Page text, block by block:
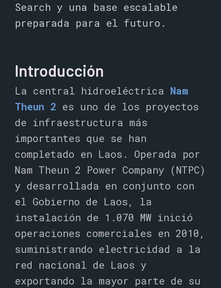
Search y una base escalable
preparada para el futuro.
Introducción
La central hidroeléctrica Nam
Theun 2 es uno de los proyectos
de infraestructura más
importantes que se han
completado en Laos. Operada por
Nam Theun 2 Power Company (NTPC)
y desarrollada en conjunto con
el Gobierno de Laos, la
instalación de 1.070 MW inició
operaciones comerciales en 2010,
suministrando electricidad a la
red nacional de Laos y
exportando la mayor parte de su